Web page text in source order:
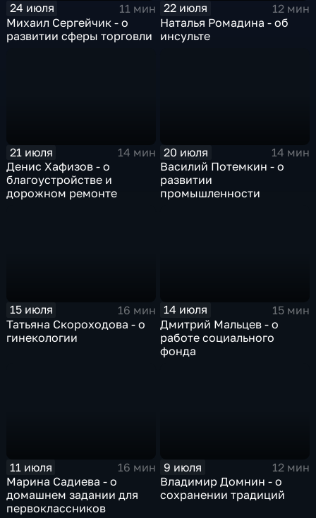
24 июля
11 мин
Михаил Сергейчик - о
развитии сферы торговли
22 июля
12 мин
Наталья Ромадина - об
инсульте
21 июля
14 мин
Денис Хафизов - о
благоустройстве и
дорожном ремонте
20 июля
14 мин
Василий Потемкин - о
развитии
промышленности
15 июля
16 мин
Татьяна Скороходова - о
гинекологии
14 июля
15 мин
Дмитрий Мальцев - о
работе социального
фонда
11 июля
16 мин
Марина Садиева - о
домашнем задании для
первоклассников
9 июля
12 мин
Владимир Домнин - о
сохранении традиций